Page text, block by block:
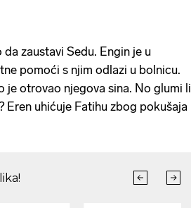
zaustavi Sedu. Engin je u
pomoći s njim odlazi u bolnicu.
otrovao njegova sina. No glumi li
Eren uhićuje Fatihu zbog pokušaja